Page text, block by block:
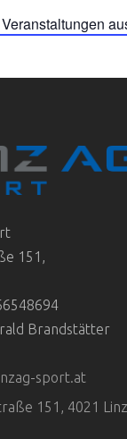
151,
Brandstätter
sport.at
151, 4021 Linz